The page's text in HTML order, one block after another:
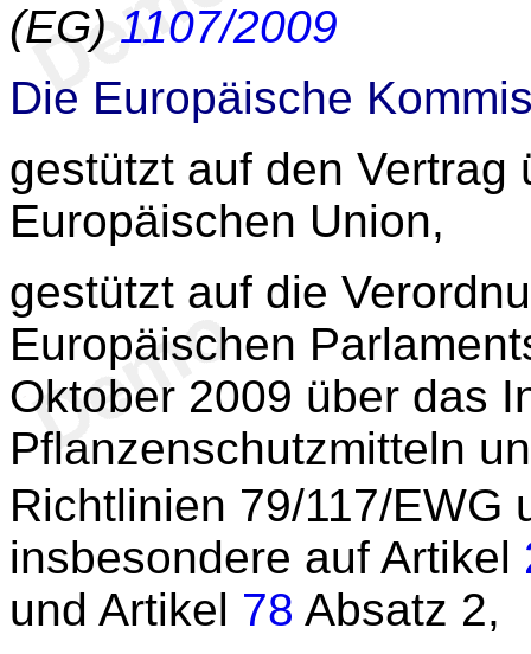
(EG) 1107/2009
Die Europäische
gestützt auf den Vertrag
Europäischen Union,
gestützt auf die
Europäischen
Oktober 2009 über das
Pflanzenschutzmitteln
Richtlinien 79/117/EWG
insbesondere auf Artikel
und Artikel 78 Absatz 2,